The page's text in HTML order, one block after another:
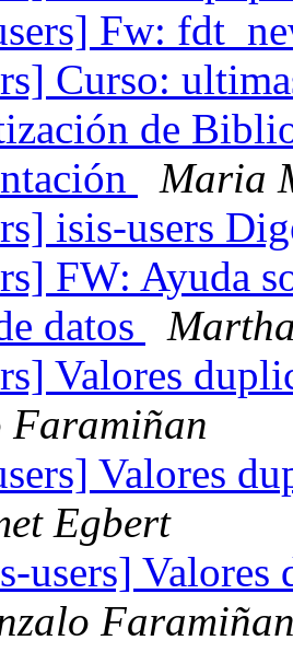
Fw:
Curso:
de
Maria
isis-users
FW: Ayuda
datos
Valores
Faramiñan
Valores
Egbert
users] Valores